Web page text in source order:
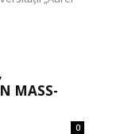
MASS-
0